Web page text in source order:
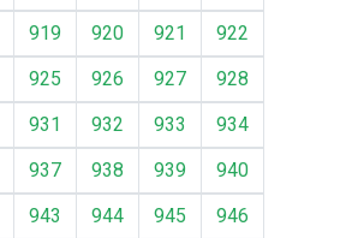
919 920 921
922
925 926 927
928
931 932 933
934
937 938 939
940
943 944 945
946